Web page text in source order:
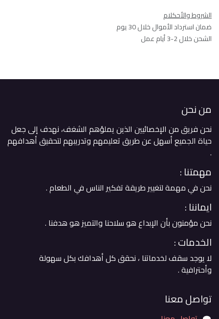
الشروط والأحكلام
ضمان استرداد الأموال خلال 30 يوم
الشحن خلال 2-3 أيام عمل
من نحن
نحن فريق من الإخصائيين الذين يملؤهم الشغف، نهدف إلى جعل
حياة الجميع أسهل عن طريق تعليمهم وتدريبهم لتحقيق أهدافهم
. ​
مهمتنا :
نحن في مهمة لتغيير طريقة تفكير الناس في الطعام .
ايماننا :
نحن مؤمنون بأن الإبداع هو سلاحنا والتميز هو هدفنا .
الخدمات :
لا يوجد سقف لخدماتنا ، نحقق كل أهدافك بكل سهولة
وأحترافية .
تواصل معنا